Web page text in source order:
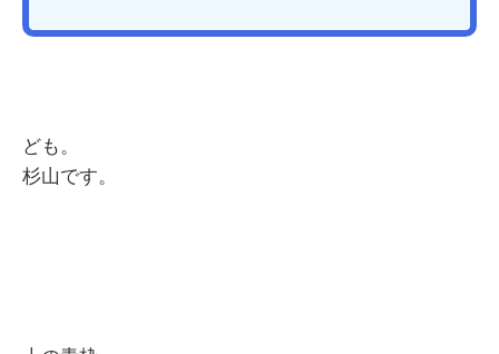
ども。
杉山です。